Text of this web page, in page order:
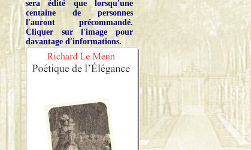
sera édité que lorsqu'une
centaine de personnes
l'auront précommandé.
Cliquer sur l'image pour
davantage d'informations.